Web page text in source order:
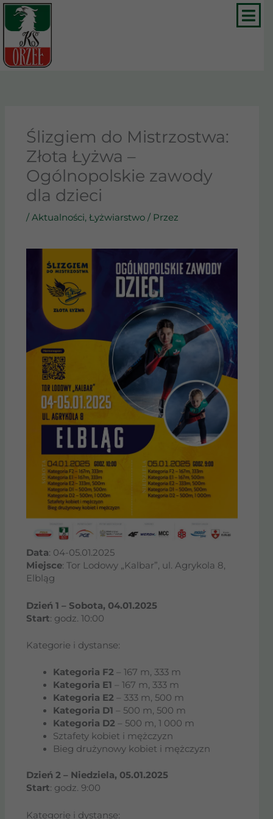
Przejdź
treści
Ślizgiem do Mistrzostwa:
Złota Łyżwa –
Ogólnopolskie zawody
dla dzieci
/ Aktualności, Łyżwiarstwo/ Przez
Data: 04-05.01.2025
Miejsce: Tor Lodowy „Kalbar”, ul. Agrykola 8,
Elbląg
Dzień 1 – Sobota, 04.01.2025
Start: godz. 10:00
Kategorie i dystanse:
Kategoria F2 – 167 m, 333 m
Kategoria E1 – 167 m, 333 m
Kategoria E2 – 333 m, 500 m
Kategoria D1 – 500 m, 500 m
Kategoria D2 – 500 m, 1 000 m
Sztafety kobiet i mężczyzn
Bieg drużynowy kobiet i mężczyzn
Dzień 2 – Niedziela, 05.01.2025
Start: godz. 9:00
Kategorie i dystanse: